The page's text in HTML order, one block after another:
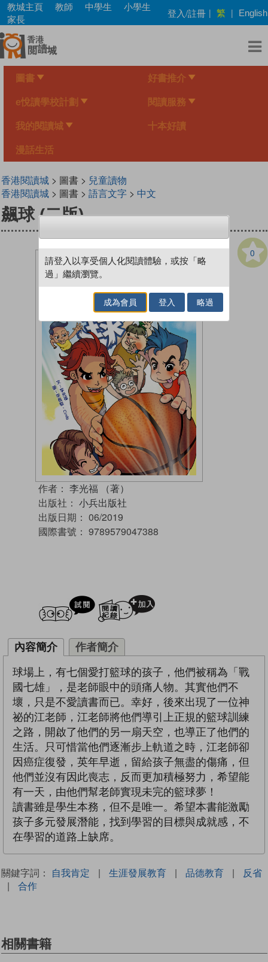
Skip
main
content
教城主頁 教師 中學生
小學生
家長
登入/註冊 | 繁 | English
圖書 好書推介
e悅讀學校計劃 閱讀服務
我的閱讀城 十本好讀
漫話生活
香港閱讀城> 圖書 > 兒童讀物
香港閱讀城> 圖書 > 語言文字> 中文
飆球 (二版)
0
作者： 李光福 （著）
出版社： 小兵出版社
出版日期： 06/2019
國際書號： 9789579047388
試閲
內容簡介 作者簡介
球場上，有七個愛打籃球的孩子，他們被稱為「戰
國七雄」，是老師眼中的頭痛人物。其實他們不
壞，只是不愛讀書而已。幸好，後來出現了一位神
祕的江老師，江老師將他們導引上正規的籃球訓練
之路，開啟了他們的另一扇天空，也導正了他們的
生活。只可惜當他們逐漸步上軌道之時，江老師卻
因癌症復發，英年早逝，留給孩子無盡的傷痛，但
他們並沒有因此喪志，反而更加積極努力，希望能
有一天，由他們幫老師實現未完的籃球夢！
讀書雖是學生本務，但不是唯一。希望本書能激勵
孩子多元發展潛能，找到學習的目標與成就感，不
在學習的道路上缺席。
關鍵字詞： 自我肯定 | 生涯發展教育 | 品德教育 |
反省
|
合作
相關書籍
請登入以享受個人化閱讀體驗，或按「略
過」繼續瀏覽。
成為會員 登入 略過